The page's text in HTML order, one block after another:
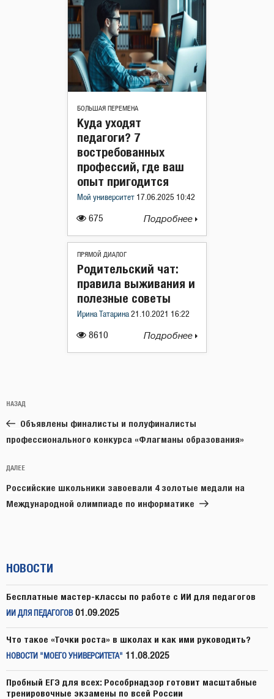
БОЛЬШАЯ ПЕРЕМЕНА
675
Куда уходят
педагоги? 7
востребованных
профессий, где ваш
опыт пригодится
Мой университет 17.06.2025 10:42
Подробнее
ПРЯМОЙ ДИАЛОГ
8610
Родительский чат:
правила выживания и
полезные советы
Ирина Татарина 21.10.2021 16:22
Подробнее
по
записям
Предыдущая
запись:
НАЗАД
Объявлены финалисты и полуфиналисты
профессионального конкурса «Флагманы образования»
Следующая
запись
ДАЛЕЕ
Российские школьники завоевали 4 золотые медали на
Международной олимпиаде по информатике
НОВОСТИ
Бесплатные мастер-классы по работе с ИИ для педагогов
ИИ ДЛЯ ПЕДАГОГОВ 01.09.2025
Что такое «Точки роста» в школах и как ими руководить?
НОВОСТИ "МОЕГО УНИВЕРСИТЕТА" 11.08.2025
Пробный ЕГЭ для всех: Рособрнадзор готовит масштабные
тренировочные экзамены по всей России